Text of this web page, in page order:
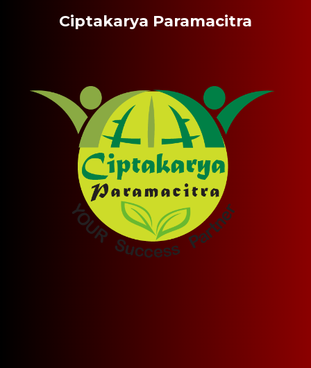
Ciptakarya Paramacitra